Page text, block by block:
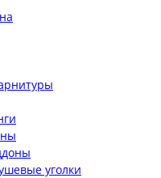
уголки